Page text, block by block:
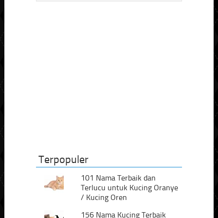
Terpopuler
101 Nama Terbaik dan
Terlucu untuk Kucing Oranye
/ Kucing Oren
156 Nama Kucing Terbaik